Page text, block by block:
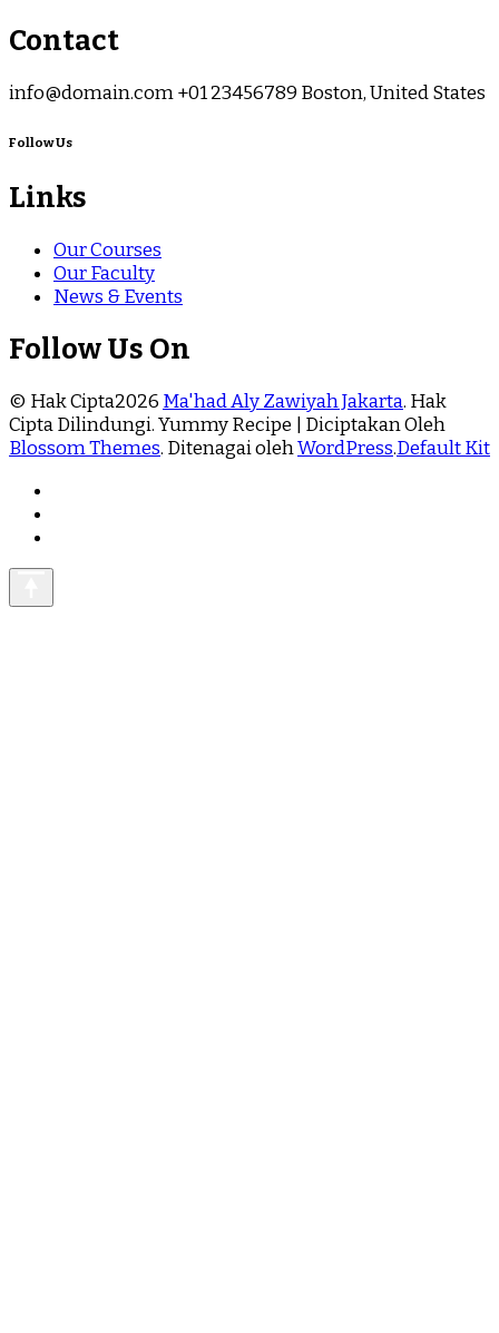
Contact
info@domain.com +01 23456789 Boston, United States
Follow Us
Links
Our Courses
Our Faculty
News & Events
Follow Us On
© Hak Cipta2026 Ma'had Aly Zawiyah Jakarta. Hak
Cipta Dilindungi.Yummy Recipe | Diciptakan Oleh
Blossom Themes. Ditenagai olehWordPress.Default Kit